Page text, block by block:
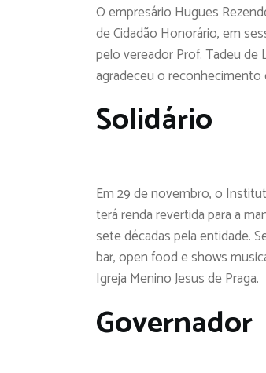
O empresário Hugues
de Cidadão Honorário, em
pelo vereador Prof. Tadeu de
agradeceu o reconhecimento
Solidário
Em 29 de novembro, o
terá renda revertida para a
sete décadas pela entidade.
bar, open food e shows
Igreja Menino Jesus de Praga.
Governador